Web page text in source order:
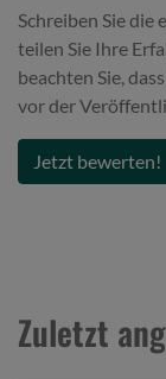
Schreiben Sie
teilen Sie Ihre
beachten Sie,
vor der
Jetzt bewerten!
Zuletzt